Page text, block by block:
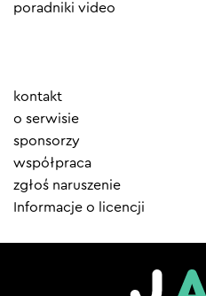
poradniki video
Element
menu
kontakt
o serwisie
sponsorzy
współpraca
zgłoś naruszenie
Informacje o licencji